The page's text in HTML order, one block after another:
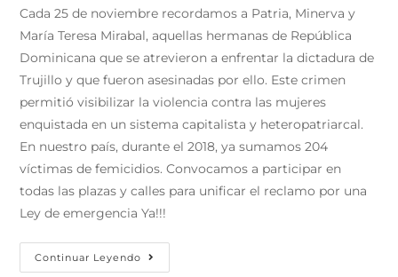
Cada 25 de noviembre recordamos a Patria, Minerva y
María Teresa Mirabal, aquellas hermanas de República
Dominicana que se atrevieron a enfrentar la dictadura de
Trujillo y que fueron asesinadas por ello. Este crimen
permitió visibilizar la violencia contra las mujeres
enquistada en un sistema capitalista y heteropatriarcal.
En nuestro país, durante el 2018, ya sumamos 204
víctimas de femicidios. Convocamos a participar en
todas las plazas y calles para unificar el reclamo por una
Ley de emergencia Ya!!!
Continuar Leyendo